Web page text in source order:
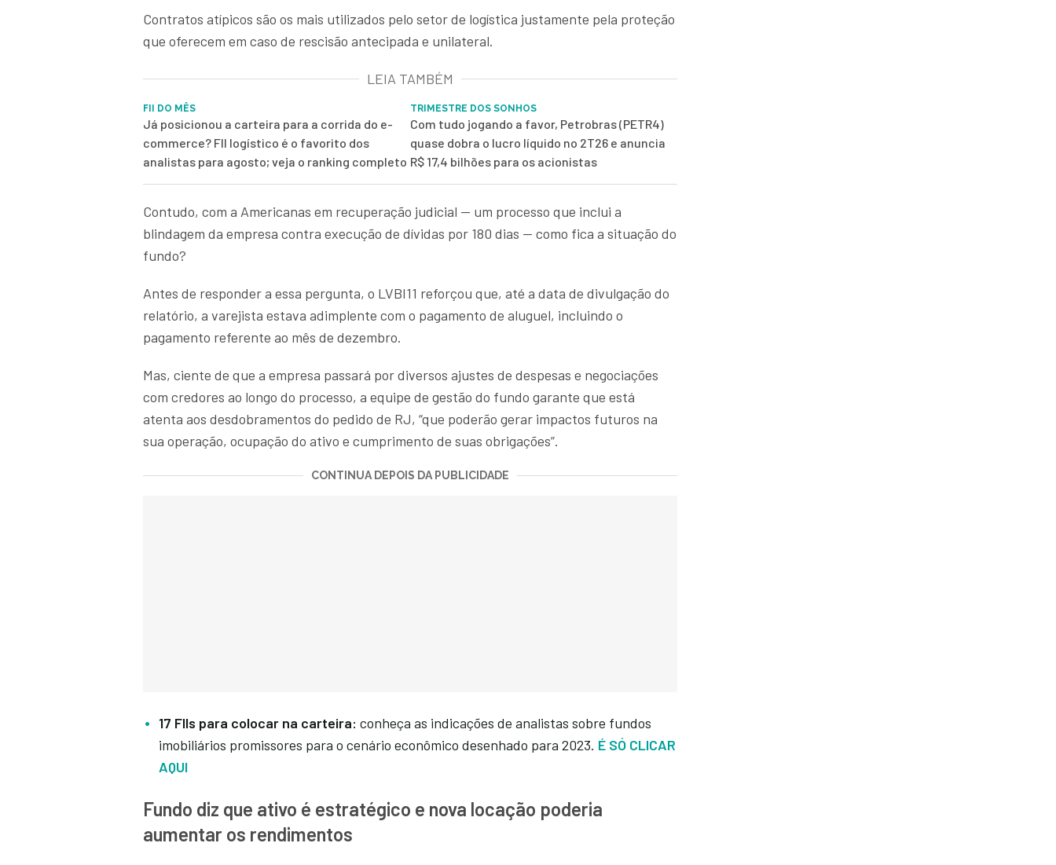
Contratos atípicos são os mais utilizados pelo setor de logística justamente pela proteção
que oferecem em caso de rescisão antecipada e unilateral.
LEIA TAMBÉM
FII DO MÊS
Já posicionou a carteira para a corrida do e-
commerce? FII logístico é o favorito dos
analistas para agosto; veja o ranking completo
TRIMESTRE DOS SONHOS
Com tudo jogando a favor, Petrobras (PETR4)
quase dobra o lucro líquido no 2T26 e anuncia
R$ 17,4 bilhões para os acionistas
Contudo, com a Americanas em recuperação judicial — um processo que inclui a
blindagem da empresa contra execução de dívidas por 180 dias — como fica a situação do
fundo?
Antes de responder a essa pergunta, o LVBI11 reforçou que, até a data de divulgação do
relatório, a varejista estava adimplente com o pagamento de aluguel, incluindo o
pagamento referente ao mês de dezembro.
Mas, ciente de que a empresa passará por diversos ajustes de despesas e negociações
com credores ao longo do processo, a equipe de gestão do fundo garante que está
atenta aos desdobramentos do pedido de RJ, “que poderão gerar impactos futuros na
sua operação, ocupação do ativo e cumprimento de suas obrigações”.
CONTINUA DEPOIS DA PUBLICIDADE
17 FIIs para colocar na carteira: conheça as indicações de analistas sobre fundos
imobiliários promissores para o cenário econômico desenhado para 2023. É SÓ CLICAR
AQUI
Fundo diz que ativo é estratégico e nova locação poderia
aumentar os rendimentos